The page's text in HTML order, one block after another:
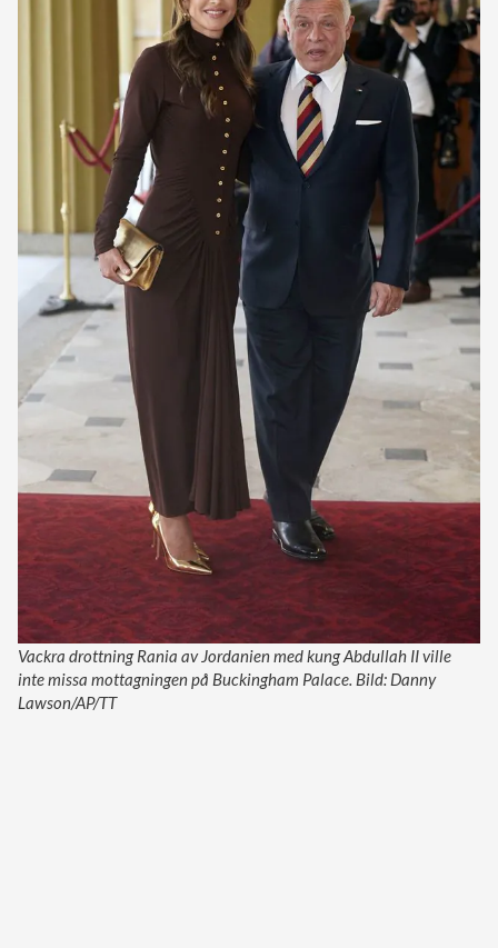
Vackra drottning Rania av Jordanien med kung Abdullah II ville
inte missa mottagningen på Buckingham Palace. Bild: Danny
Lawson/AP/TT